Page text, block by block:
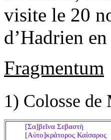
visite le 20
d’Hadrien
Fragmentum
1) Colosse de
[Σα]βεῖνα Σεβαστὴ
[Αὐτο]κράτορος Καίσαρος